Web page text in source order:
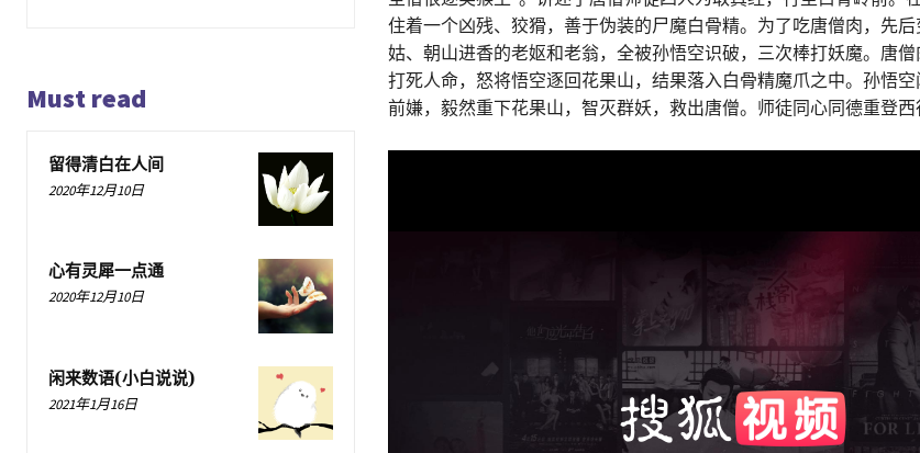
Must read
留得清白在人间
2020年12月10日
心有灵犀一点通
2020年12月10日
闲来数语(小白说说)
2021年1月16日
k
b
o
住着一个凶残、狡猾，善于伪装的尸魔白骨精。为了吃唐僧肉，先
姑、朝山进香的老妪和老翁，全被孙悟空识破，三次棒打妖魔。唐
打死人命，怒将悟空逐回花果山，结果落入白骨精魔爪之中。孙悟
前嫌，毅然重下花果山，智灭群妖，救出唐僧。师徒同心同德重登西